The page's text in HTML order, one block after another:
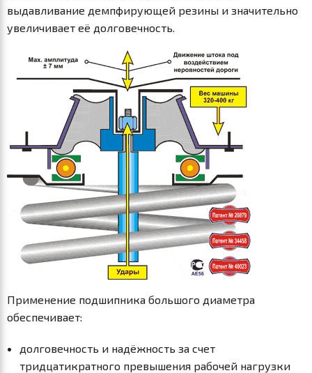
выдавливание демпфирующей резины и значительно
увеличивает её долговечность.
Применение подшипника большого диаметра
обеспечивает:
долговечность и надёжность за счет
тридцатикратного превышения рабочей нагрузки